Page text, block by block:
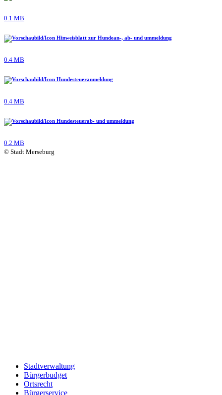
0.1 MB
Hinweisblatt zur Hundean-, ab- und ummeldung
0.4 MB
Hundesteueranmeldung
0.4 MB
Hundesteuerab- und ummeldung
0.2 MB
© Stadt Merseburg
Stadtverwaltung
Bürgerbudget
Ortsrecht
Bürgerservice